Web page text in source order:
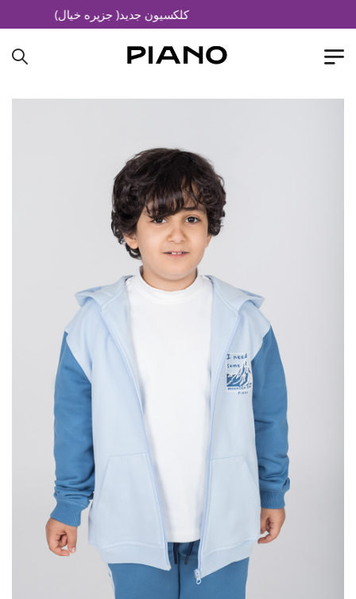
کلکسیون جدید( جزیره خیال)